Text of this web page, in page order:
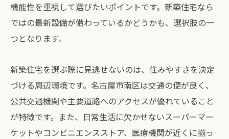
機能性を重視して選びたいポイントです。新築住宅なら
ではの最新設備が備わっているかどうかも、選択肢の一
つとなります。
新築住宅を選ぶ際に見逃せないのは、住みやすさを決定
づける周辺環境です。名古屋市南区は交通の便が良く、
公共交通機関や主要道路へのアクセスが優れていること
が特徴です。また、日常生活に欠かせないスーパーマー
ケットやコンビニエンスストア、医療機関が近くに揃っ